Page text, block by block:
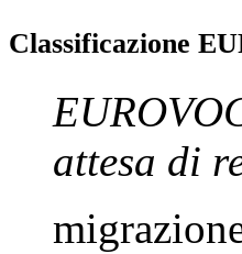
Classificazione
attesa di